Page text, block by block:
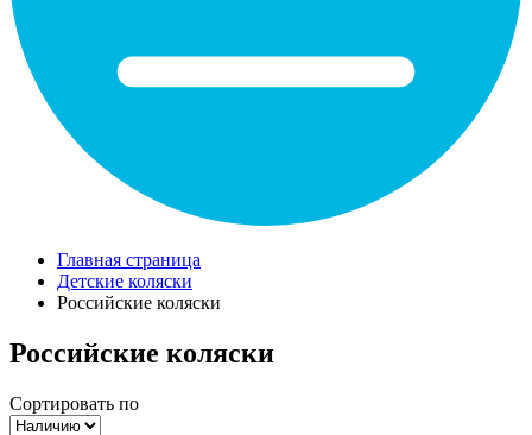
Главная страница
Детские коляски
Российские коляски
Российские коляски
Сортировать по